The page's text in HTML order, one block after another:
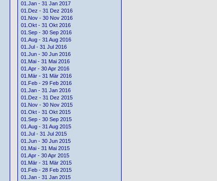
01.Jan - 31 Jan 2017
01.Dez - 31 Dez 2016
01.Nov - 30 Nov 2016
01.Okt - 31 Okt 2016
01.Sep - 30 Sep 2016
01.Aug - 31 Aug 2016
01.Jul - 31 Jul 2016
01.Jun - 30 Jun 2016
01.Mai - 31 Mai 2016
01.Apr - 30 Apr 2016
01.Mär - 31 Mär 2016
01.Feb - 29 Feb 2016
01.Jan - 31 Jan 2016
01.Dez - 31 Dez 2015
01.Nov - 30 Nov 2015
01.Okt - 31 Okt 2015
01.Sep - 30 Sep 2015
01.Aug - 31 Aug 2015
01.Jul - 31 Jul 2015
01.Jun - 30 Jun 2015
01.Mai - 31 Mai 2015
01.Apr - 30 Apr 2015
01.Mär - 31 Mär 2015
01.Feb - 28 Feb 2015
01.Jan - 31 Jan 2015